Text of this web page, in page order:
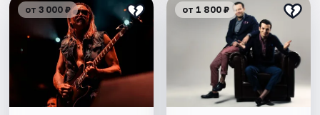
от 3 000 ₽ от 1 800 ₽